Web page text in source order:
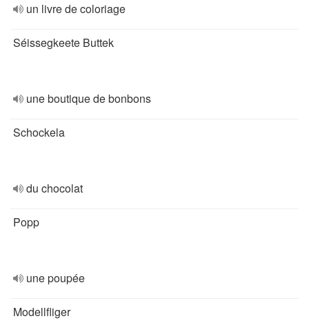
un livre de coloriage
Séissegkeete Buttek
une boutique de bonbons
Schockela
du chocolat
Popp
une poupée
Modellfliger